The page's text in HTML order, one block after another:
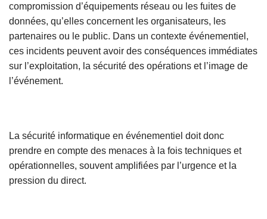
compromission d’équipements réseau ou les fuites de
données, qu’elles concernent les organisateurs, les
partenaires ou le public. Dans un contexte événementiel,
ces incidents peuvent avoir des conséquences immédiates
sur l’exploitation, la sécurité des opérations et l’image de
l’événement.
La sécurité informatique en événementiel doit donc
prendre en compte des menaces à la fois techniques et
opérationnelles, souvent amplifiées par l’urgence et la
pression du direct.